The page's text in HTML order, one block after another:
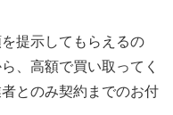
提示してもらえるの
、高額で買い取ってく
とのみ契約までのお付